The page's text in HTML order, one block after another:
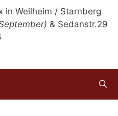
in Weilheim / Starnberg
& Sedanstr.29